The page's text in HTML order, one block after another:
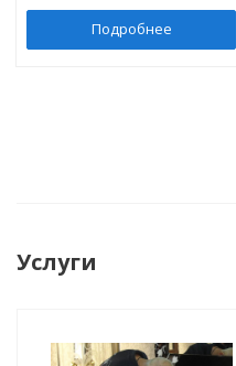
Подробнее
Услуги